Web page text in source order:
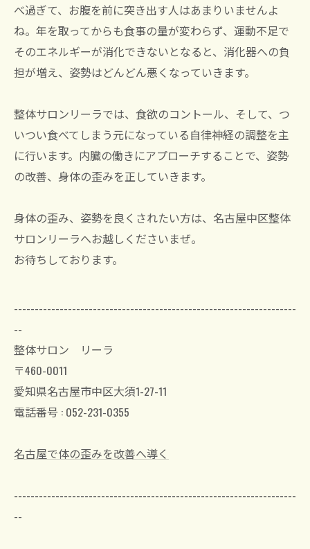
べ過ぎて、お腹を前に突き出す人はあまりいませんよ
ね。年を取ってからも食事の量が変わらず、運動不足で
そのエネルギーが消化できないとなると、消化器への負
担が増え、姿勢はどんどん悪くなっていきます。
整体サロンリーラでは、食欲のコントール、そして、つ
いつい食べてしまう元になっている自律神経の調整を主
に行います。内臓の働きにアプローチすることで、姿勢
の改善、身体の歪みを正していきます。
身体の歪み、姿勢を良くされたい方は、名古屋中区整体
サロンリーラへお越しくださいまぜ。
お待ちしております。
--------------------------------------------------------------------
--
整体サロン リーラ
〒460-0011
愛知県名古屋市中区大須1-27-11
電話番号 : 052-231-0355
名古屋で体の歪みを改善へ導く
--------------------------------------------------------------------
--